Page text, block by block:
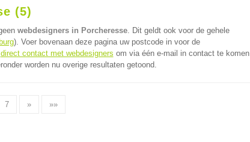
(5)
webdesigners in Porcheresse. Dit geldt ook voor de gehele
). Voer bovenaan deze pagina uw postcode in voor de
direct contact met webdesigners om via één e-mail in contact te komen
worden nu overige resultaten getoond.
7 » »»